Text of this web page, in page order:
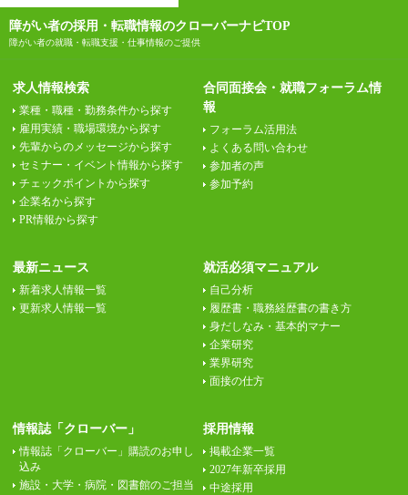
障がい者の採用・転職情報のクローバーナビTOP
障がい者の就職・転職支援・仕事情報のご提供
求人情報検索
業種・職種・勤務条件から探す
雇用実績・職場環境から探す
先輩からのメッセージから探す
セミナー・イベント情報から探す
チェックポイントから探す
企業名から探す
PR情報から探す
合同面接会・就職フォーラム情
報
フォーラム活用法
よくある問い合わせ
参加者の声
参加予約
最新ニュース
新着求人情報一覧
更新求人情報一覧
就活必須マニュアル
自己分析
履歴書・職務経歴書の書き方
身だしなみ・基本的マナー
企業研究
業界研究
面接の仕方
情報誌「クローバー」
情報誌「クローバー」購読のお申し
込み
施設・大学・病院・図書館のご担当
採用情報
掲載企業一覧
2027年新卒採用
中途採用